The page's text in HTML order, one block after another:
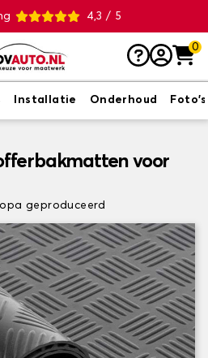
4,3 / 5
0
Installatie Onderhoud Foto's
voor
geproduceerd